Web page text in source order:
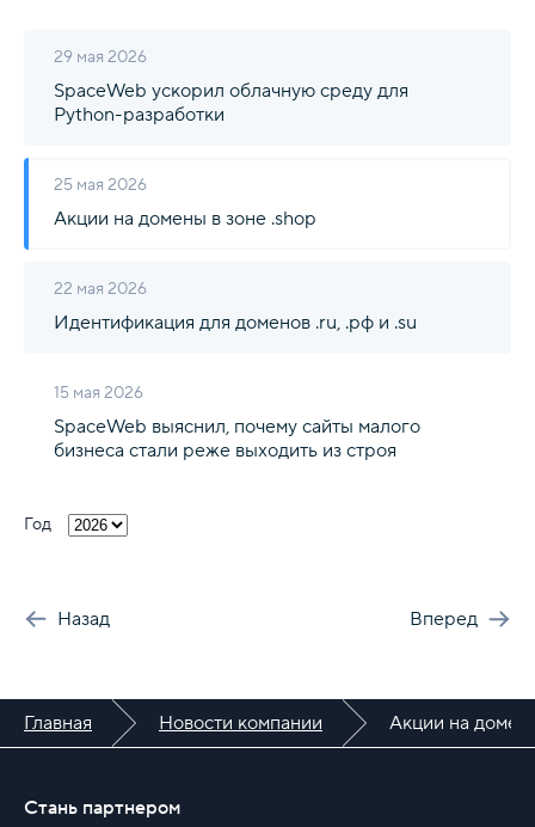
29 мая 2026
SpaceWeb ускорил облачную среду для
Python-разработки
25 мая 2026
Акции на домены в зоне .shop
22 мая 2026
Идентификация для доменов .ru, .рф и .su
15 мая 2026
SpaceWeb выяснил, почему сайты малого
бизнеса стали реже выходить из строя
Год
Назад Вперед
Главная Новости компании Акции на
Стань партнером